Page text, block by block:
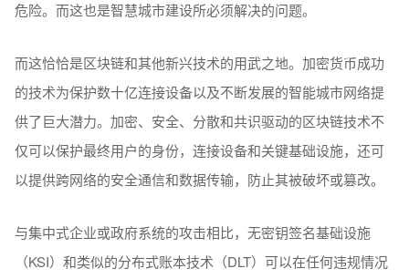
危险。而这也是智慧城市建设所必须解决的问题。
而这恰恰是区块链和其他新兴技术的用武之地。加密货币成功
的技术为保护数十亿连接设备以及不断发展的智能城市网络提
供了巨大潜力。加密、安全、分散和共识驱动的区块链技术不
仅可以保护最终用户的身份，连接设备和关键基础设施，还可
以提供跨网络的安全通信和数据传输，防止其被破坏或篡改。
与集中式企业或政府系统的攻击相比，无密钥签名基础设施
（KSI）和类似的分布式账本技术（DLT）可以在任何违规情况